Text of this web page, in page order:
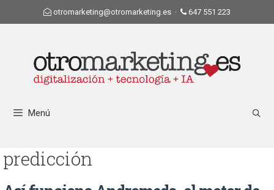
otromarketing@otromarketing.es · 647 551 223
Menú
predicción